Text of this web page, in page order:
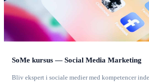
SoMe kursus — Social Media Marketing
Bliv ekspert i sociale medier med kompetencer